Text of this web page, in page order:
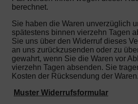
berechnet.
Sie haben die Waren unverzüglich
spätestens binnen vierzehn Tagen
Sie uns über den Widerruf dieses
an uns zurückzusenden oder zu
gewahrt, wenn Sie die Waren vor
vierzehn Tagen absenden. Sie
Kosten der Rücksendung der Waren.
Muster Widerrufsformular